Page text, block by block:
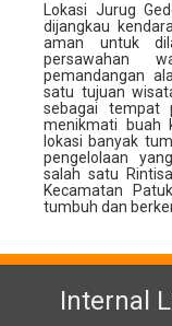
Lokasi Jurug
dijangkau
aman untuk
persawahan
pemandangan
satu tujuan
sebagai tempat
menikmati buah
lokasi banyak
pengelolaan
salah satu
Kecamatan
tumbuh dan
Internal